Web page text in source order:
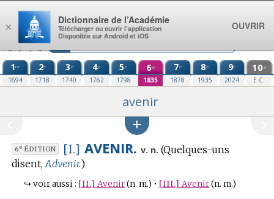
Aller au contenu
1re
1694
2e
1718
3e
1740
4e
1762
5e
1798
6e
1835
7e
1878
8e
1935
9e
2024
10e
E.C.
avenir
6eÉDITION [I.] AVENIR. v. n. (Quelques-uns
disent, Advenir.)
↪ voir aussi : [II.] Avenir (n. m.) • [III.] Avenir (n. m.)
×
Dictionnaire de l’Académie
Télécharger ou ouvrir l’application
Disponible sur Android et iOS
OUVRIR